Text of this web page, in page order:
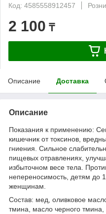
Код: 4585558912457
2 100 ₸
Описание Доставка
Описание
Показания к применению:
кишечник от токсинов,
гниения. Сильное
пищевых отравлениях,
избыточном весе тела.
непереносимость, детям
женщинам.
Состав: мед, оливковое
тмина, масло черного тмина,